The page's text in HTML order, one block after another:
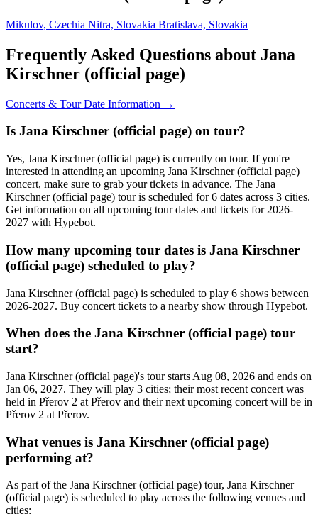
Mikulov, Czechia Nitra, Slovakia Bratislava, Slovakia
Frequently Asked Questions about Jana
Kirschner (official page)
Concerts & Tour Date Information →
Is Jana Kirschner (official page) on tour?
Yes, Jana Kirschner (official page) is currently on tour. If you're
interested in attending an upcoming Jana Kirschner (official page)
concert, make sure to grab your tickets in advance. The Jana
Kirschner (official page) tour is scheduled for 6 dates across 3 cities.
Get information on all upcoming tour dates and tickets for 2026-
2027 with Hypebot.
How many upcoming tour dates is Jana Kirschner
(official page) scheduled to play?
Jana Kirschner (official page) is scheduled to play 6 shows between
2026-2027. Buy concert tickets to a nearby show through Hypebot.
When does the Jana Kirschner (official page) tour
start?
Jana Kirschner (official page)'s tour starts Aug 08, 2026 and ends on
Jan 06, 2027. They will play 3 cities; their most recent concert was
held in Přerov 2 at Přerov and their next upcoming concert will be in
Přerov 2 at Přerov.
What venues is Jana Kirschner (official page)
performing at?
As part of the Jana Kirschner (official page) tour, Jana Kirschner
(official page) is scheduled to play across the following venues and
cities: